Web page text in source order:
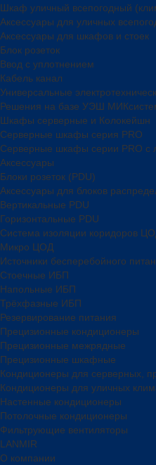
Шкаф уличный всепогодный
Аксессуары для уличных
Аксессуары для шкафов и стоек
Блок розеток
Ввод с уплотнением
Кабель канал
Универсальные
Решения на базе УЭШ
Шкафы серверные и Колокейшн
Серверные шкафы серия PRO
Серверные шкафы серии PRO с
Аксессуары
Блоки розеток (PDU)
Аксессуары для блоков
Вертикальные PDU
Горизонтальные PDU
Система изоляции коридоров
Микро ЦОД
Источники бесперебойного
Стоечные ИБП
Напольные ИБП
Трёхфазные ИБП
Резервирование питания
Прецизионные кондиционеры
Прецизионные межрядные
Прецизионные шкафные
Кондиционеры для серверных,
Кондиционеры для уличных
Настенные кондиционеры
Потолочные кондиционеры
Фильтрующие вентиляторы
LANMIR
О компании